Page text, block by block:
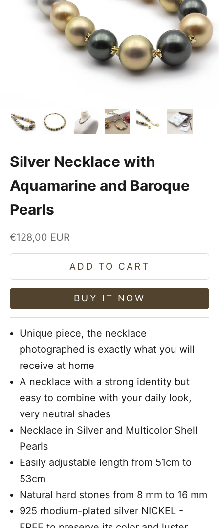
Silver Necklace with
Aquamarine and Baroque
Pearls
Sale price
€128,00 EUR
ADD TO CART
BUY IT NOW
Unique piece, the necklace
photographed is exactly what you will
receive at home
A necklace with a strong identity but
easy to combine with your daily look,
very neutral shades
Necklace in Silver and Multicolor Shell
Pearls
Easily adjustable length from 51cm to
53cm
Natural hard stones from 8 mm to 16 mm
925 rhodium-plated silver NICKEL -